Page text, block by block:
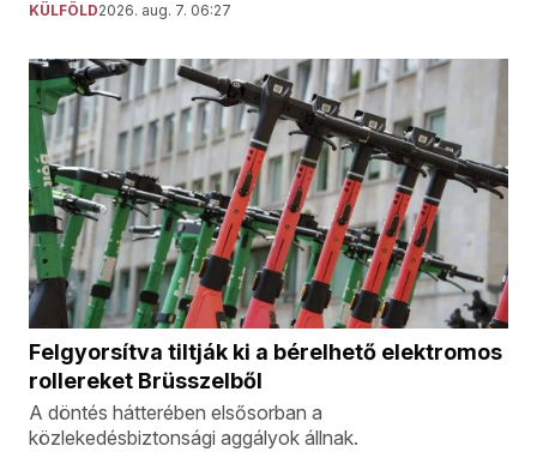
KÜLFÖLD2026. aug. 7. 06:27
Felgyorsítva tiltják ki a bérelhető elektromos
rollereket Brüsszelből
A döntés hátterében elsősorban a
közlekedésbiztonsági aggályok állnak.